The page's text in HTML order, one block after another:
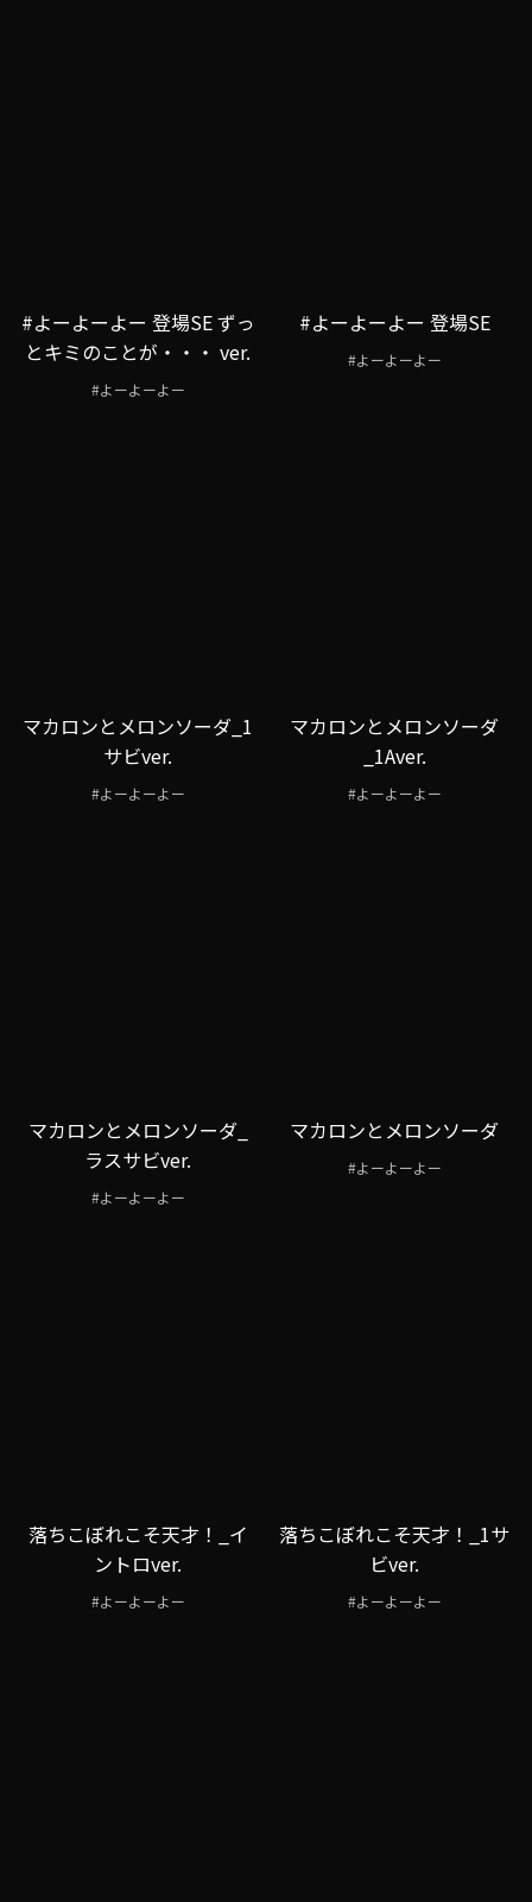
#よーよーよー 登場SE ずっ
とキミのことが・・・ ver.
#よーよーよー
#よーよーよー 登場SE
#よーよーよー
マカロンとメロンソーダ_1
サビver.
#よーよーよー
マカロンとメロンソーダ
_1Aver.
#よーよーよー
マカロンとメロンソーダ_
ラスサビver.
#よーよーよー
マカロンとメロンソーダ
#よーよーよー
落ちこぼれこそ天才！_イ
ントロver.
#よーよーよー
落ちこぼれこそ天才！_1サ
ビver.
#よーよーよー